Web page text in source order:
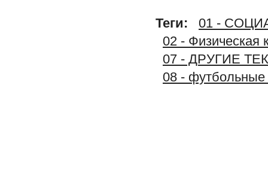
Теги:
01 -
02 - Физическая
07 - ДРУГИЕ
08 -